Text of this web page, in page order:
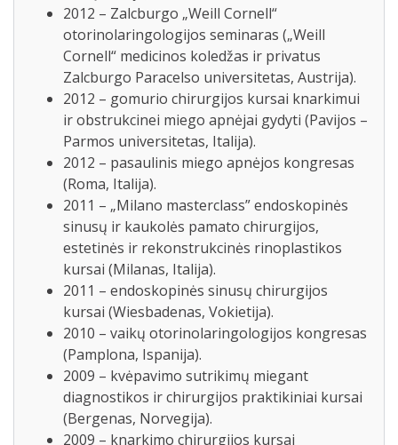
2012 – Zalcburgo „Weill Cornell“
otorinolaringologijos seminaras („Weill
Cornell“ medicinos koledžas ir privatus
Zalcburgo Paracelso universitetas, Austrija).
2012 – gomurio chirurgijos kursai knarkimui
ir obstrukcinei miego apnėjai gydyti (Pavijos –
Parmos universitetas, Italija).
2012 – pasaulinis miego apnėjos kongresas
(Roma, Italija).
2011 – „Milano masterclass” endoskopinės
sinusų ir kaukolės pamato chirurgijos,
estetinės ir rekonstrukcinės rinoplastikos
kursai (Milanas, Italija).
2011 – endoskopinės sinusų chirurgijos
kursai (Wiesbadenas, Vokietija).
2010 – vaikų otorinolaringologijos kongresas
(Pamplona, Ispanija).
2009 – kvėpavimo sutrikimų miegant
diagnostikos ir chirurgijos praktikiniai kursai
(Bergenas, Norvegija).
2009 – knarkimo chirurgijos kursai